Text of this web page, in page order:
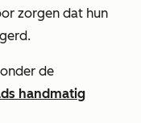
zorgen dat hun
de
handmatig